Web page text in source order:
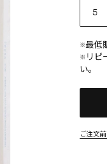
※最低
※ リピ
い。
ご注文